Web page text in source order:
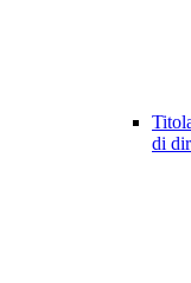
di